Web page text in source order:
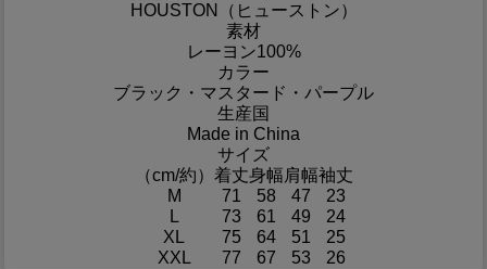
HOUSTON（ヒューストン）
素材
レーヨン100%
カラー
ブラック・マスタード・パープル
生産国
Made in China
サイズ
（cm/約） 着丈身幅肩幅袖丈
M
71 58 47
23
L
73 61 49
24
XL
75 64 51
25
XXL
77 67 53 26